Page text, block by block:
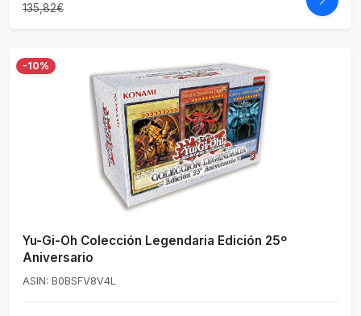
135,82€
-10%
Yu-Gi-Oh Colección Legendaria Edición 25º
Aniversario
ASIN: B0BSFV8V4L